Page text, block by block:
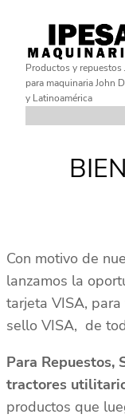
contenido
Productos y repuestos
para maquinaria John
y Latinoamérica
Con motivo de
lanzamos la
tarjeta VISA,
sello VISA, de
Para Repuestos,
tractores
productos que